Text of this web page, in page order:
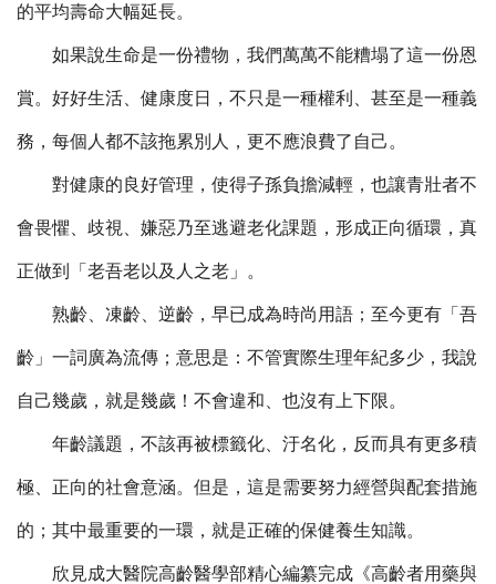
的平均壽命大幅延長。
如果說生命是一份禮物，我們萬萬不能糟塌了這一份恩
賞。好好生活、健康度日，不只是一種權利、甚至是一種義
務，每個人都不該拖累別人，更不應浪費了自己。
對健康的良好管理，使得子孫負擔減輕，也讓青壯者不
會畏懼、歧視、嫌惡乃至逃避老化課題，形成正向循環，真
正做到「老吾老以及人之老」。
熟齡、凍齡、逆齡，早已成為時尚用語；至今更有「吾
齡」一詞廣為流傳；意思是：不管實際生理年紀多少，我說
自己幾歲，就是幾歲！不會違和、也沒有上下限。
年齡議題，不該再被標籤化、汙名化，反而具有更多積
極、正向的社會意涵。但是，這是需要努力經營與配套措施
的；其中最重要的一環，就是正確的保健養生知識。
欣見成大醫院高齡醫學部精心編纂完成《高齡者用藥與